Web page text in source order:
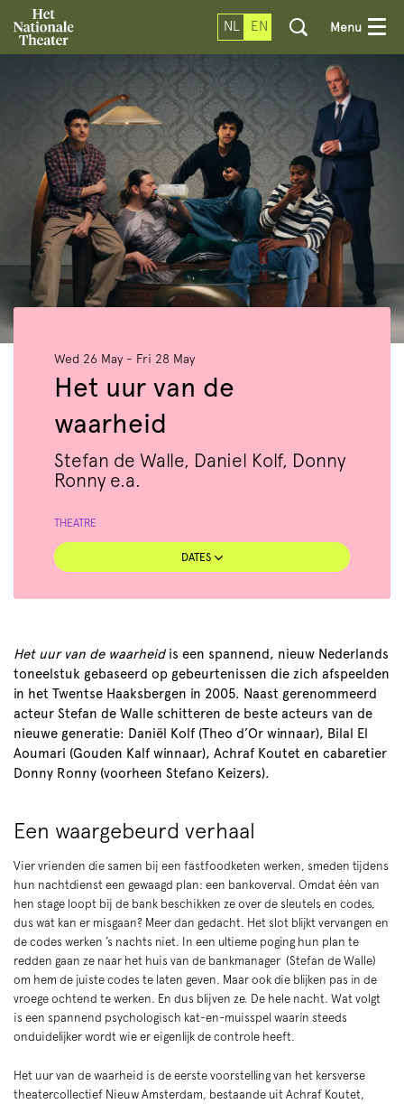
NL EN Menu
Het uur van de
waarheid
Stefan de Walle, Daniel Kolf, Donny
Ronny e.a.
Wed 26 May - Fri 28 May
THEATRE
DATES
Het uur van de waarheid is een spannend, nieuw Nederlands
toneelstuk gebaseerd op gebeurtenissen die zich afspeelden
in het Twentse Haaksbergen in 2005. Naast gerenommeerd
acteur Stefan de Walle schitteren de beste acteurs van de
nieuwe generatie: Daniël Kolf (Theo d’Or winnaar), Bilal El
Aoumari (Gouden Kalf winnaar), Achraf Koutet en cabaretier
Donny Ronny (voorheen Stefano Keizers).
Een waargebeurd verhaal
Vier vrienden die samen bij een fastfoodketen werken, smeden tijdens
hun nachtdienst een gewaagd plan: een bankoverval. Omdat één van
hen stage loopt bij de bank beschikken ze over de sleutels en codes,
dus wat kan er misgaan? Meer dan gedacht. Het slot blijkt vervangen en
de codes werken ’s nachts niet. In een ultieme poging hun plan te
redden gaan ze naar het huis van de bankmanager (Stefan de Walle)
om hem de juiste codes te laten geven. Maar ook die blijken pas in de
vroege ochtend te werken. En dus blijven ze. De hele nacht. Wat volgt
is een spannend psychologisch kat-en-muisspel waarin steeds
onduidelijker wordt wie er eigenlijk de controle heeft.
Het uur van de waarheid is de eerste voorstelling van het kersverse
theatercollectief Nieuw Amsterdam, bestaande uit Achraf Koutet,
Zoom
in